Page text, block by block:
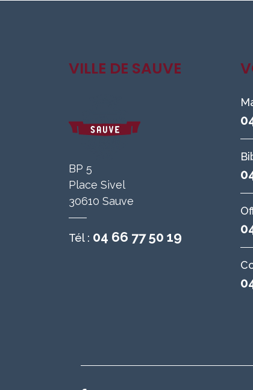
VILLE DE SAUVE
BP 5
Place Sivel
30610 Sauve
Tél : 04 66 77 50 19